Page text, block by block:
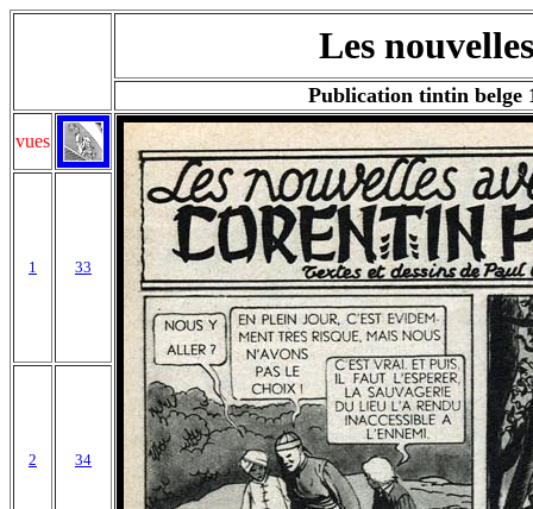
Les
Publication tintin
vues
1 33
2 34